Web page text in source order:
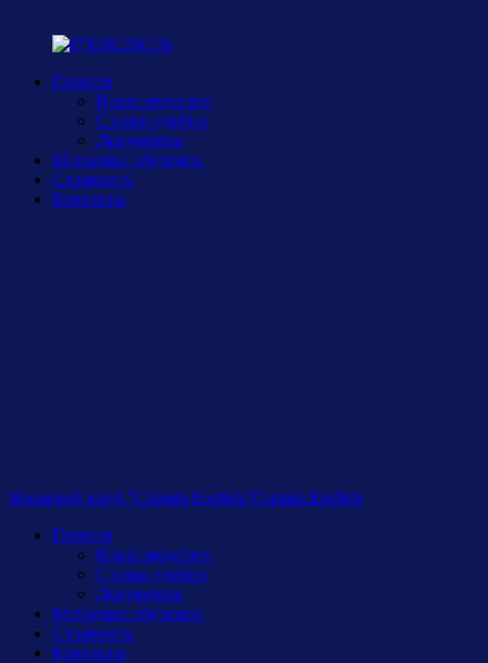
Главная
Наши педагоги
С нами удобно
Документы
Методики обучения
Стоимость
Контакты
Языковой клуб "Captain English"Captain English
Главная
Наши педагоги
С нами удобно
Документы
Методики обучения
Стоимость
Контакты